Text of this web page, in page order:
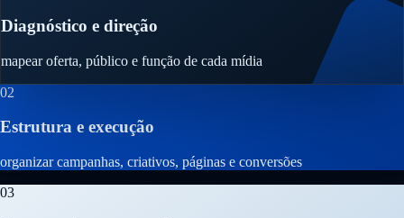
Diagnóstico e direção
mapear oferta, público e função de cada mídia
02
Estrutura e execução
organizar campanhas, criativos, páginas e conversões
03